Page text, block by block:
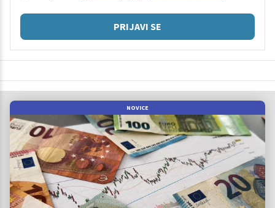
PRIJAVI SE
NOVICE